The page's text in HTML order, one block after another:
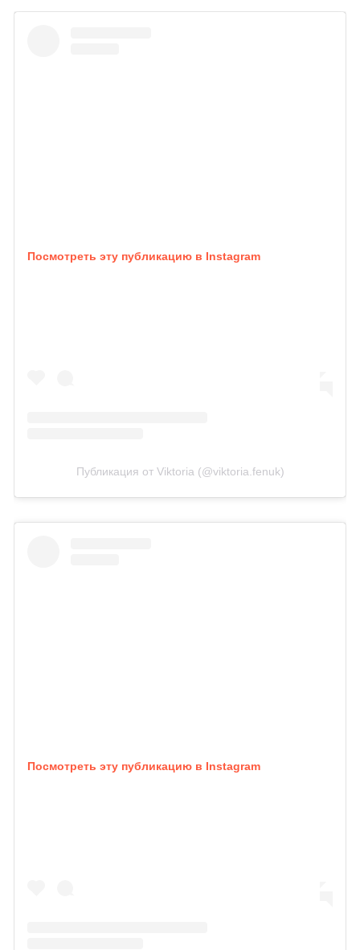
Посмотреть эту публикацию в Instagram
Публикация от Viktoria (@viktoria.fenuk)
Посмотреть эту публикацию в Instagram